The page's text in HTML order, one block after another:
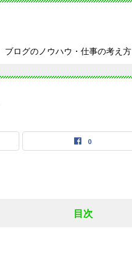
ブログのノウハウ・仕事の考え方
0
目次